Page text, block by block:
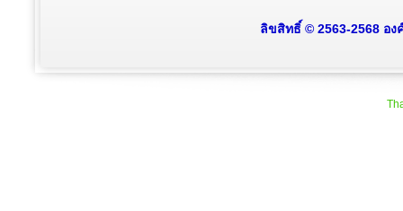
ลิขสิทธิ์ © 2563-2568 อ